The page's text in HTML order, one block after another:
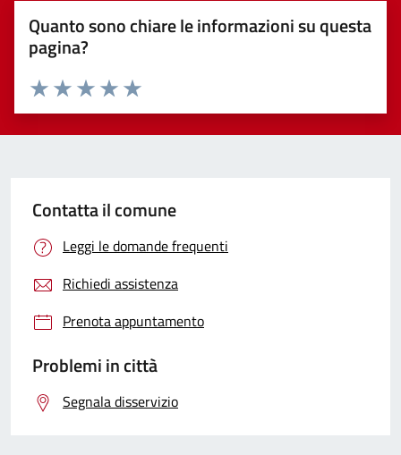
Quanto sono chiare le informazioni su questa
pagina?
Valuta 5 stelle su 5
Valuta 4 stelle su 5
Valuta 3 stelle su 5
Valuta 2 stelle su 5
Valuta 1 stelle su 5
Contatta il comune
Leggi le domande frequenti
Richiedi assistenza
Prenota appuntamento
Problemi in città
Segnala disservizio